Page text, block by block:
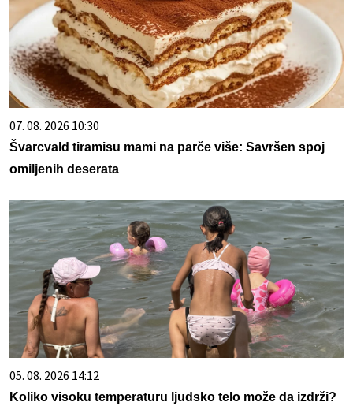
07. 08. 2026 10:30
Švarcvald tiramisu mami na parče više: Savršen spoj
omiljenih deserata
05. 08. 2026 14:12
Koliko visoku temperaturu ljudsko telo može da izdrži?